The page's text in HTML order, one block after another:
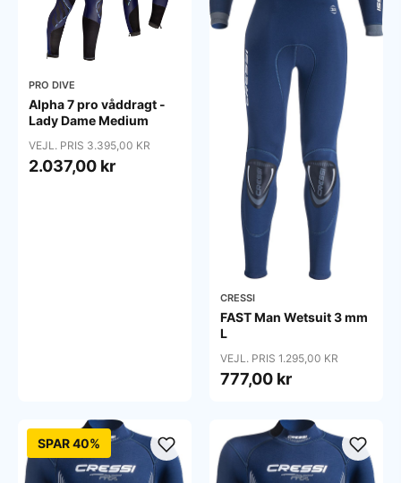
PRO DIVE
Alpha 7 pro våddragt -
Lady Dame Medium
VEJL. PRIS 3.395,00 KR
2.037,00 kr
CRESSI
FAST Man Wetsuit 3 mm
L
VEJL. PRIS 1.295,00 KR
777,00 kr
SPAR 40%